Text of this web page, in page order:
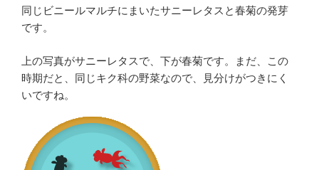
同じビニールマルチにまいたサニーレタスと春菊の発芽
です。
上の写真がサニーレタスで、下が春菊です。まだ、この
時期だと、同じキク科の野菜なので、見分けがつきにく
いですね。